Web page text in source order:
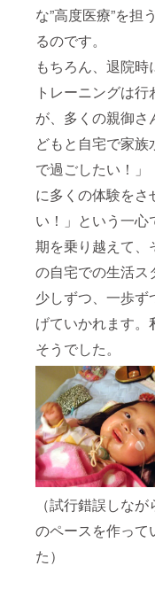
な”高度医療”を担
るのです。
もちろん、退院時
トレーニングは行
が、多くの親御さ
どもと自宅で家族
で過ごしたい！」
に多くの体験をさ
い！」という一心
期を乗り越えて、
の自宅での生活ス
少しずつ、一歩ず
げていかれます。
そうでした。
（試行錯誤しな
のペースを作って
た）